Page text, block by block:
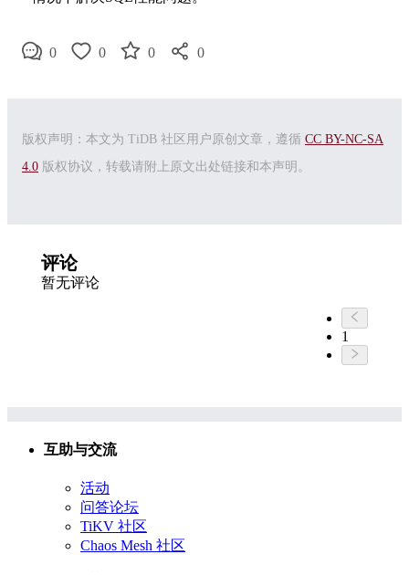
0 0 0 0
版权声明：本文为 TiDB 社区用户原创文章，遵循 CC BY-NC-SA
4.0 版权协议，转载请附上原文出处链接和本声明。
评论
暂无评论
1
互助与交流
活动
问答论坛
TiKV 社区
Chaos Mesh 社区